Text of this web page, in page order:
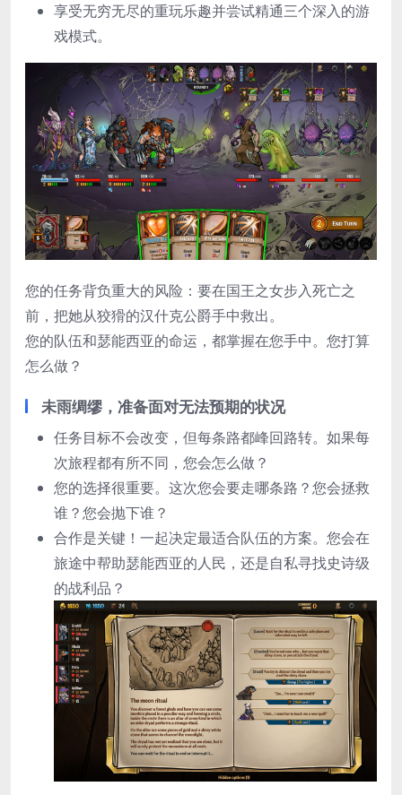
享受无穷无尽的重玩乐趣并尝试精通三个深入的游
戏模式。
您的任务背负重大的风险：要在国王之女步入死亡之
前，把她从狡猾的汉什克公爵手中救出。
您的队伍和瑟能西亚的命运，都掌握在您手中。您打算
怎么做？
未雨绸缪，准备面对无法预期的状况
任务目标不会改变，但每条路都峰回路转。如果每
次旅程都有所不同，您会怎么做？
您的选择很重要。这次您会要走哪条路？您会拯救
谁？您会抛下谁？
合作是关键！一起决定最适合队伍的方案。您会在
旅途中帮助瑟能西亚的人民，还是自私寻找史诗级
的战利品？